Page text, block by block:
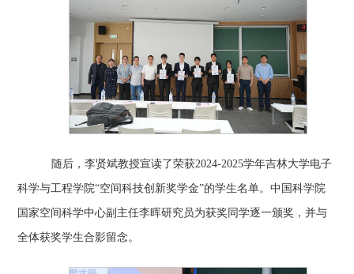
随后，李贤斌教授宣读了荣获2024-2025学年吉林大学电子
科学与工程学院“空间科技创新奖学金”的学生名单。中国科学院
国家空间科学中心副主任李晖研究员为获奖同学逐一颁奖，并与
全体获奖学生合影留念。